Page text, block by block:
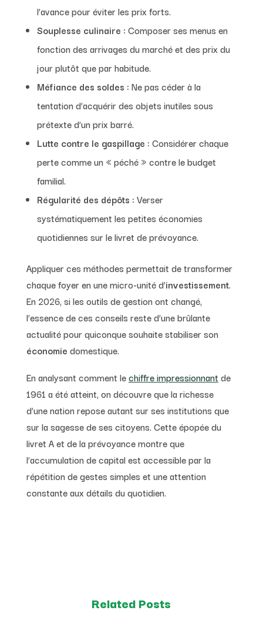
l’avance pour éviter les prix forts.
Souplesse culinaire : Composer ses menus en
fonction des arrivages du marché et des prix du
jour plutôt que par habitude.
Méfiance des soldes : Ne pas céder à la
tentation d’acquérir des objets inutiles sous
prétexte d’un prix barré.
Lutte contre le gaspillage : Considérer chaque
perte comme un « péché » contre le budget
familial.
Régularité des dépôts : Verser
systématiquement les petites économies
quotidiennes sur le livret de prévoyance.
Appliquer ces méthodes permettait de transformer
chaque foyer en une micro-unité d’investissement.
En 2026, si les outils de gestion ont changé,
l’essence de ces conseils reste d’une brûlante
actualité pour quiconque souhaite stabiliser son
économie domestique.
En analysant comment lechiffre impressionnant de
1961 a été atteint, on découvre que la richesse
d’une nation repose autant sur ses institutions que
sur la sagesse de ses citoyens. Cette épopée du
livret A et de la prévoyance montre que
l’accumulation de capital est accessible par la
répétition de gestes simples et une attention
constante aux détails du quotidien.
Related Posts